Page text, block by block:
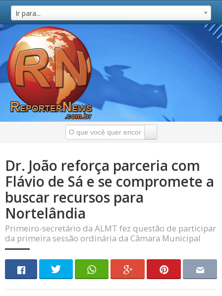
Ir para...
Dr. João reforça parceria com
Flávio de Sá e se compromete a
buscar recursos para
Nortelândia
Primeiro-secretário da ALMT fez questão de participar
da primeira sessão ordinária da Câmara Municipal